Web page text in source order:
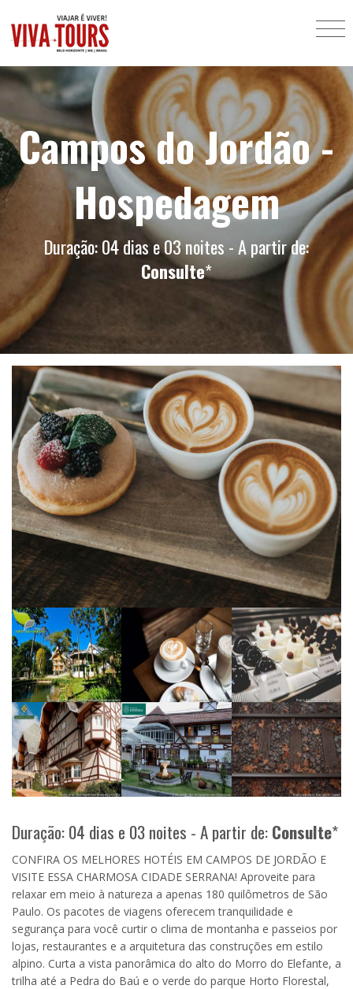
Campos do Jordão -
Hospedagem
Duração: 04 dias e 03 noites - A partir de:
Consulte*
Duração: 04 dias e 03 noites - A partir de:Consulte*
CONFIRA OS MELHORES HOTÉIS EM CAMPOS DE JORDÃO E
VISITE ESSA CHARMOSA CIDADE SERRANA! Aproveite para
relaxar em meio à natureza a apenas 180 quilômetros de São
Paulo. Os pacotes de viagens oferecem tranquilidade e
segurança para você curtir o clima de montanha e passeios por
lojas, restaurantes e a arquitetura das construções em estilo
alpino. Curta a vista panorâmica do alto do Morro do Elefante, a
trilha até a Pedra do Baú e o verde do parque Horto Florestal,